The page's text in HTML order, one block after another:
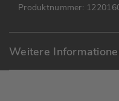
Produktnummer:
Weitere